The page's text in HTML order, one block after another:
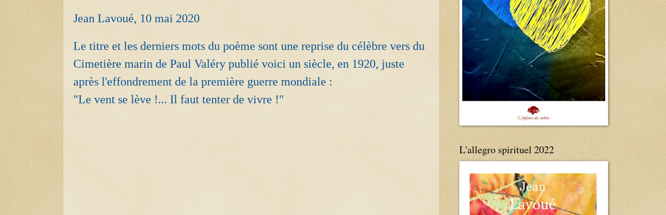
Jean Lavoué, 10 mai 2020
Le titre et les derniers mots du poème sont une reprise du célèbre vers du
Cimetière marin de Paul Valéry publié voici un siècle, en 1920, juste
après l'effondrement de la première guerre mondiale :
"Le vent se lève !... Il faut tenter de vivre !"
L'allegro spirituel 2022